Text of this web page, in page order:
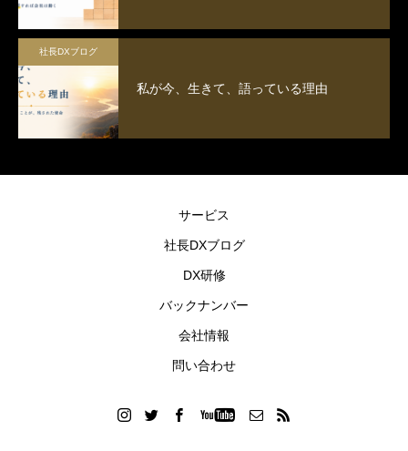
社長DXブログ
私が今、生きて、語っている理由
サービス
社長DXブログ
DX研修
バックナンバー
会社情報
問い合わせ